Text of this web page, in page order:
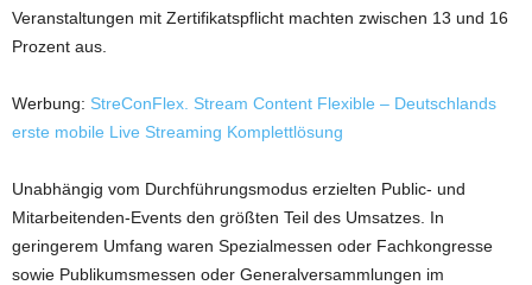
Veranstaltungen mit Zertifikatspflicht machten zwischen 13 und 16
Prozent aus.
Werbung: StreConFlex. Stream Content Flexible – Deutschlands
erste mobile Live Streaming Komplettlösung
Unabhängig vom Durchführungsmodus erzielten Public- und
Mitarbeitenden-Events den größten Teil des Umsatzes. In
geringerem Umfang waren Spezialmessen oder Fachkongresse
sowie Publikumsmessen oder Generalversammlungen im